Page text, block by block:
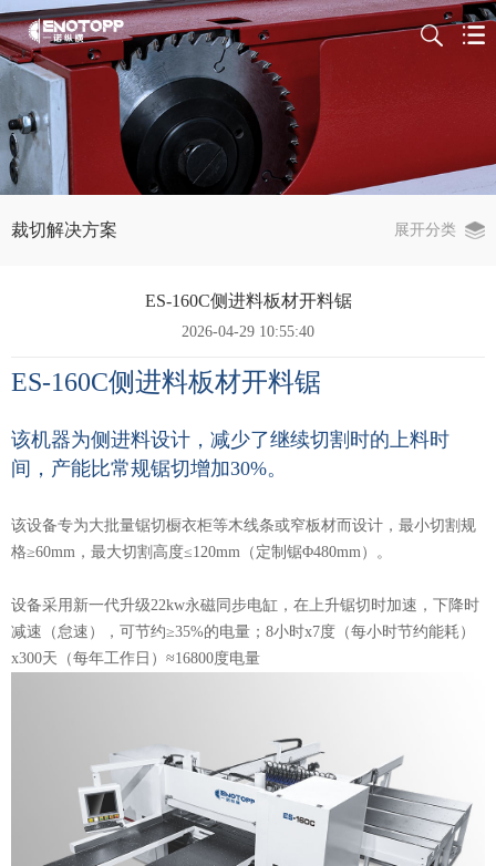
裁切解决方案 展开分类
ES-160C侧进料板材开料锯
2026-04-29 10:55:40
ES-160C侧进料板材开料锯
该机器为侧进料设计，减少了继续切割时的上料时
间，产能比常规锯切增加30%。
该设备专为大批量锯切橱衣柜等木线条或窄板材而设计，最小切割规
格≥60mm，最大切割高度≤120mm（定制锯Φ480mm）。
设备采用新一代升级22kw永磁同步电缸，在上升锯切时加速，下降时
减速（怠速），可节约≥35%的电量；8小时x7度（每小时节约能耗）
x300天（每年工作日）≈16800度电量